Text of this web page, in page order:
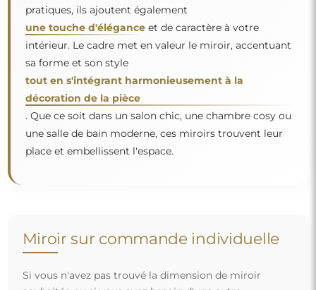
pratiques, ils ajoutent également
une touche d'éléganceet de caractère à votre
intérieur. Le cadre met en valeur le miroir, accentuant
sa forme et son style
tout en s'intégrant harmonieusement à la
décoration de la pièce
. Que ce soit dans un salon chic, une chambre cosy ou
une salle de bain moderne, ces miroirs trouvent leur
place et embellissent l'espace.
"
Miroir sur commande individuelle
Si vous n'avez pas trouvé la dimension de miroir